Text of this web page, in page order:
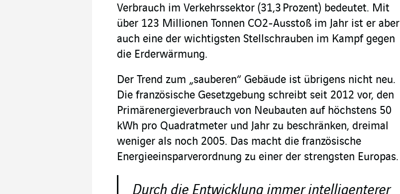
Verbrauch im Verkehrssektor (31,3 Prozent) bedeutet. Mit
über 123 Millionen Tonnen CO2-Ausstoß im Jahr ist er aber
auch eine der wichtigsten Stellschrauben im Kampf gegen
die Erderwärmung.
Der Trend zum „sauberen“ Gebäude ist übrigens nicht neu.
Die französische Gesetzgebung schreibt seit 2012 vor, den
Primärenergieverbrauch von Neubauten auf höchstens 50
kWh pro Quadratmeter und Jahr zu beschränken, dreimal
weniger als noch 2005. Das macht die französische
Energieeinsparverordnung zu einer der strengsten Europas.
Durch die Entwicklung immer intelligenterer